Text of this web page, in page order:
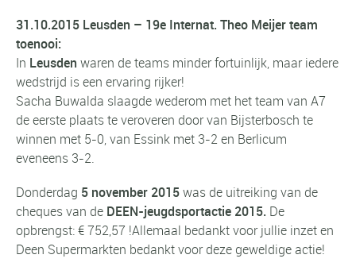
31.10.2015 Leusden – 19e Internat. Theo Meijer team
toenooi:
In Leusden waren de teams minder fortuinlijk, maar iedere
wedstrijd is een ervaring rijker!
Sacha Buwalda slaagde wederom met het team van A7
de eerste plaats te veroveren door van Bijsterbosch te
winnen met 5-0, van Essink met 3-2 en Berlicum
eveneens 3-2.
Donderdag 5 november 2015was de uitreiking van de
cheques van de DEEN-jeugdsportactie 2015. De
opbrengst: € 752,57 !Allemaal bedankt voor jullie inzet en
Deen Supermarkten bedankt voor deze geweldige actie!